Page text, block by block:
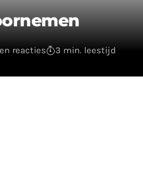
reacties 3 min. leestijd